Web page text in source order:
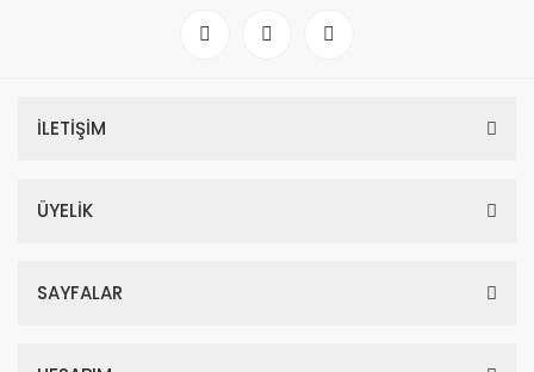
İLETİŞİM
ÜYELİK
SAYFALAR